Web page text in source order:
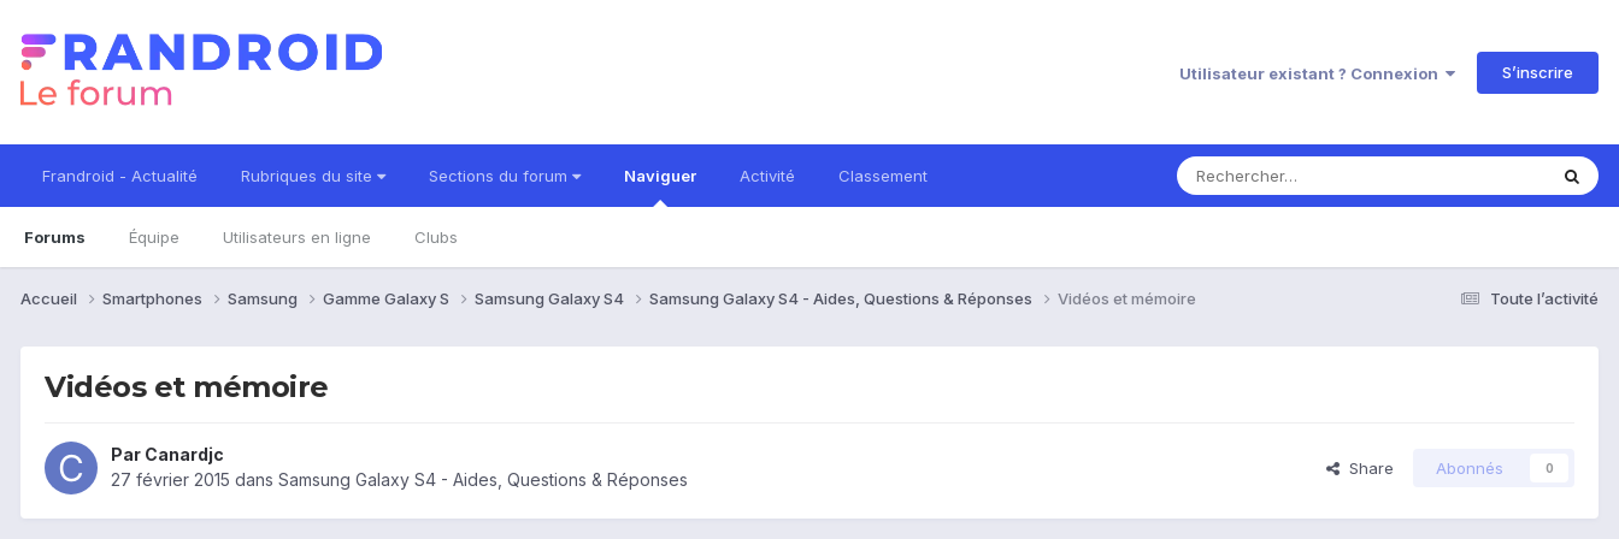
Utilisateur existant ? Connexion S’inscrire
Frandroid - Actualité Rubriques du site Sections du forum Naviguer
Forums Équipe Utilisateurs en ligne Clubs
Activité Classement
Toute l’activité
Accueil Smartphones Samsung Gamme Galaxy S Samsung Galaxy S4 Samsung Galaxy S4 - Aides, Questions & Réponses Vidéos et mémoire
Vidéos et mémoire
Par Canardjc
27 février 2015 dans Samsung Galaxy S4 - Aides, Questions & Réponses
Share Abonnés 0